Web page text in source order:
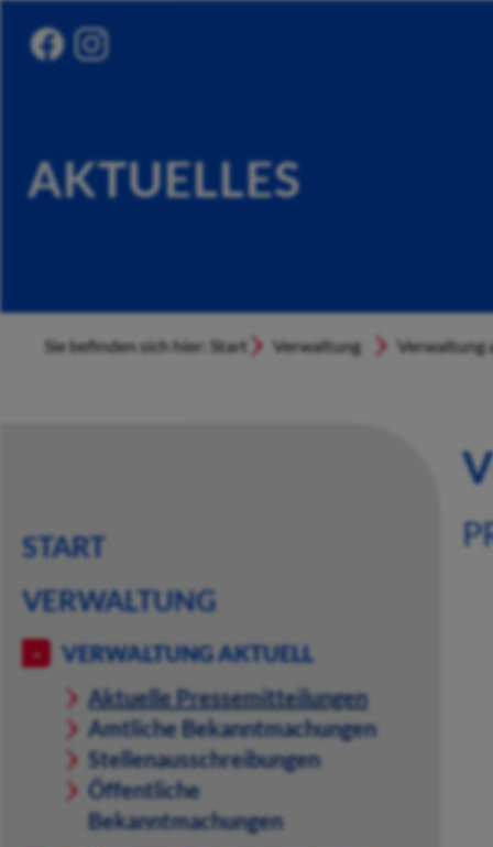
AKTUELLES
Sie befinden sich hier: Start Verwaltung Verwaltung
START
VERWALTUNG
VERWALTUNG AKTUELL
Aktuelle Pressemitteilungen
Amtliche Bekanntmachungen
Stellenausschreibungen
Öffentliche
Bekanntmachungen